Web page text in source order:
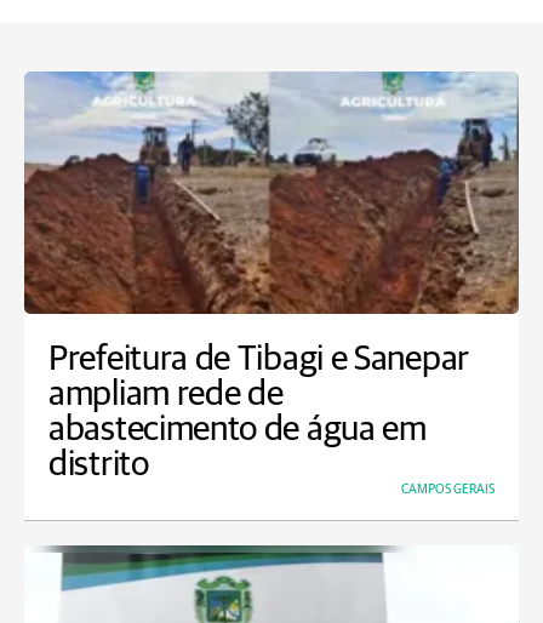
Prefeitura de Tibagi e Sanepar
ampliam rede de
abastecimento de água em
distrito
CAMPOS GERAIS